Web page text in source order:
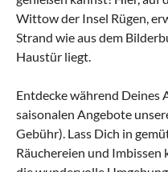
Wittow der Insel Rügen,
Strand wie aus dem
Haustür liegt.
Entdecke während
saisonalen Angebote
Gebühr). Lass Dich in
Räuchereien und